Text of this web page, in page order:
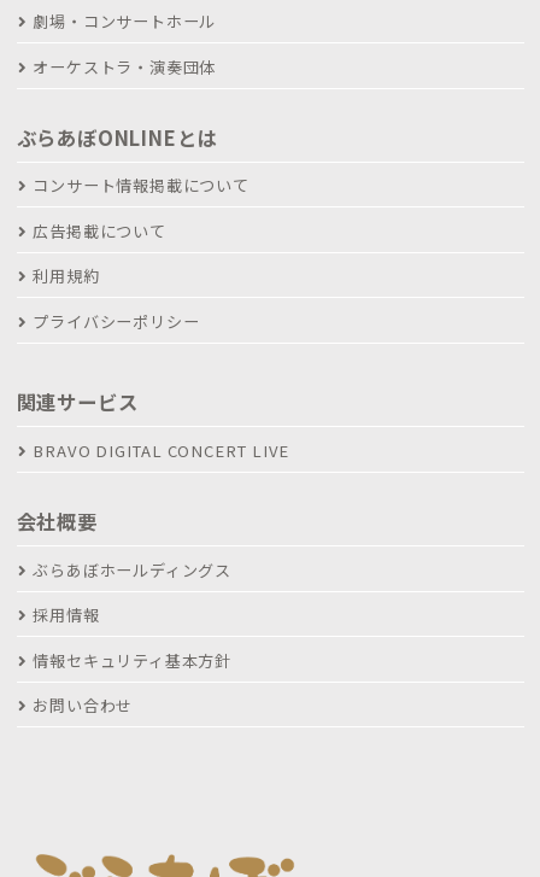
劇場・コンサートホール
オーケストラ・演奏団体
ぶらあぼONLINEとは
コンサート情報掲載について
広告掲載について
利用規約
プライバシーポリシー
関連サービス
BRAVO DIGITAL CONCERT LIVE
会社概要
ぶらあぼホールディングス
採用情報
情報セキュリティ基本方針
お問い合わせ